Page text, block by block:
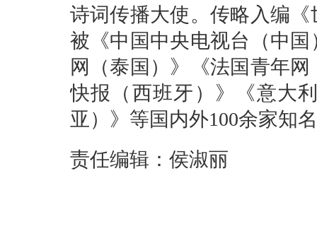
诗词传播大使。传略入编
被《中国中央电视台（中
网（泰国）》《法国青年
快报（西班牙）》《意大
亚）》等国内外100余家知
责任编辑：侯淑丽